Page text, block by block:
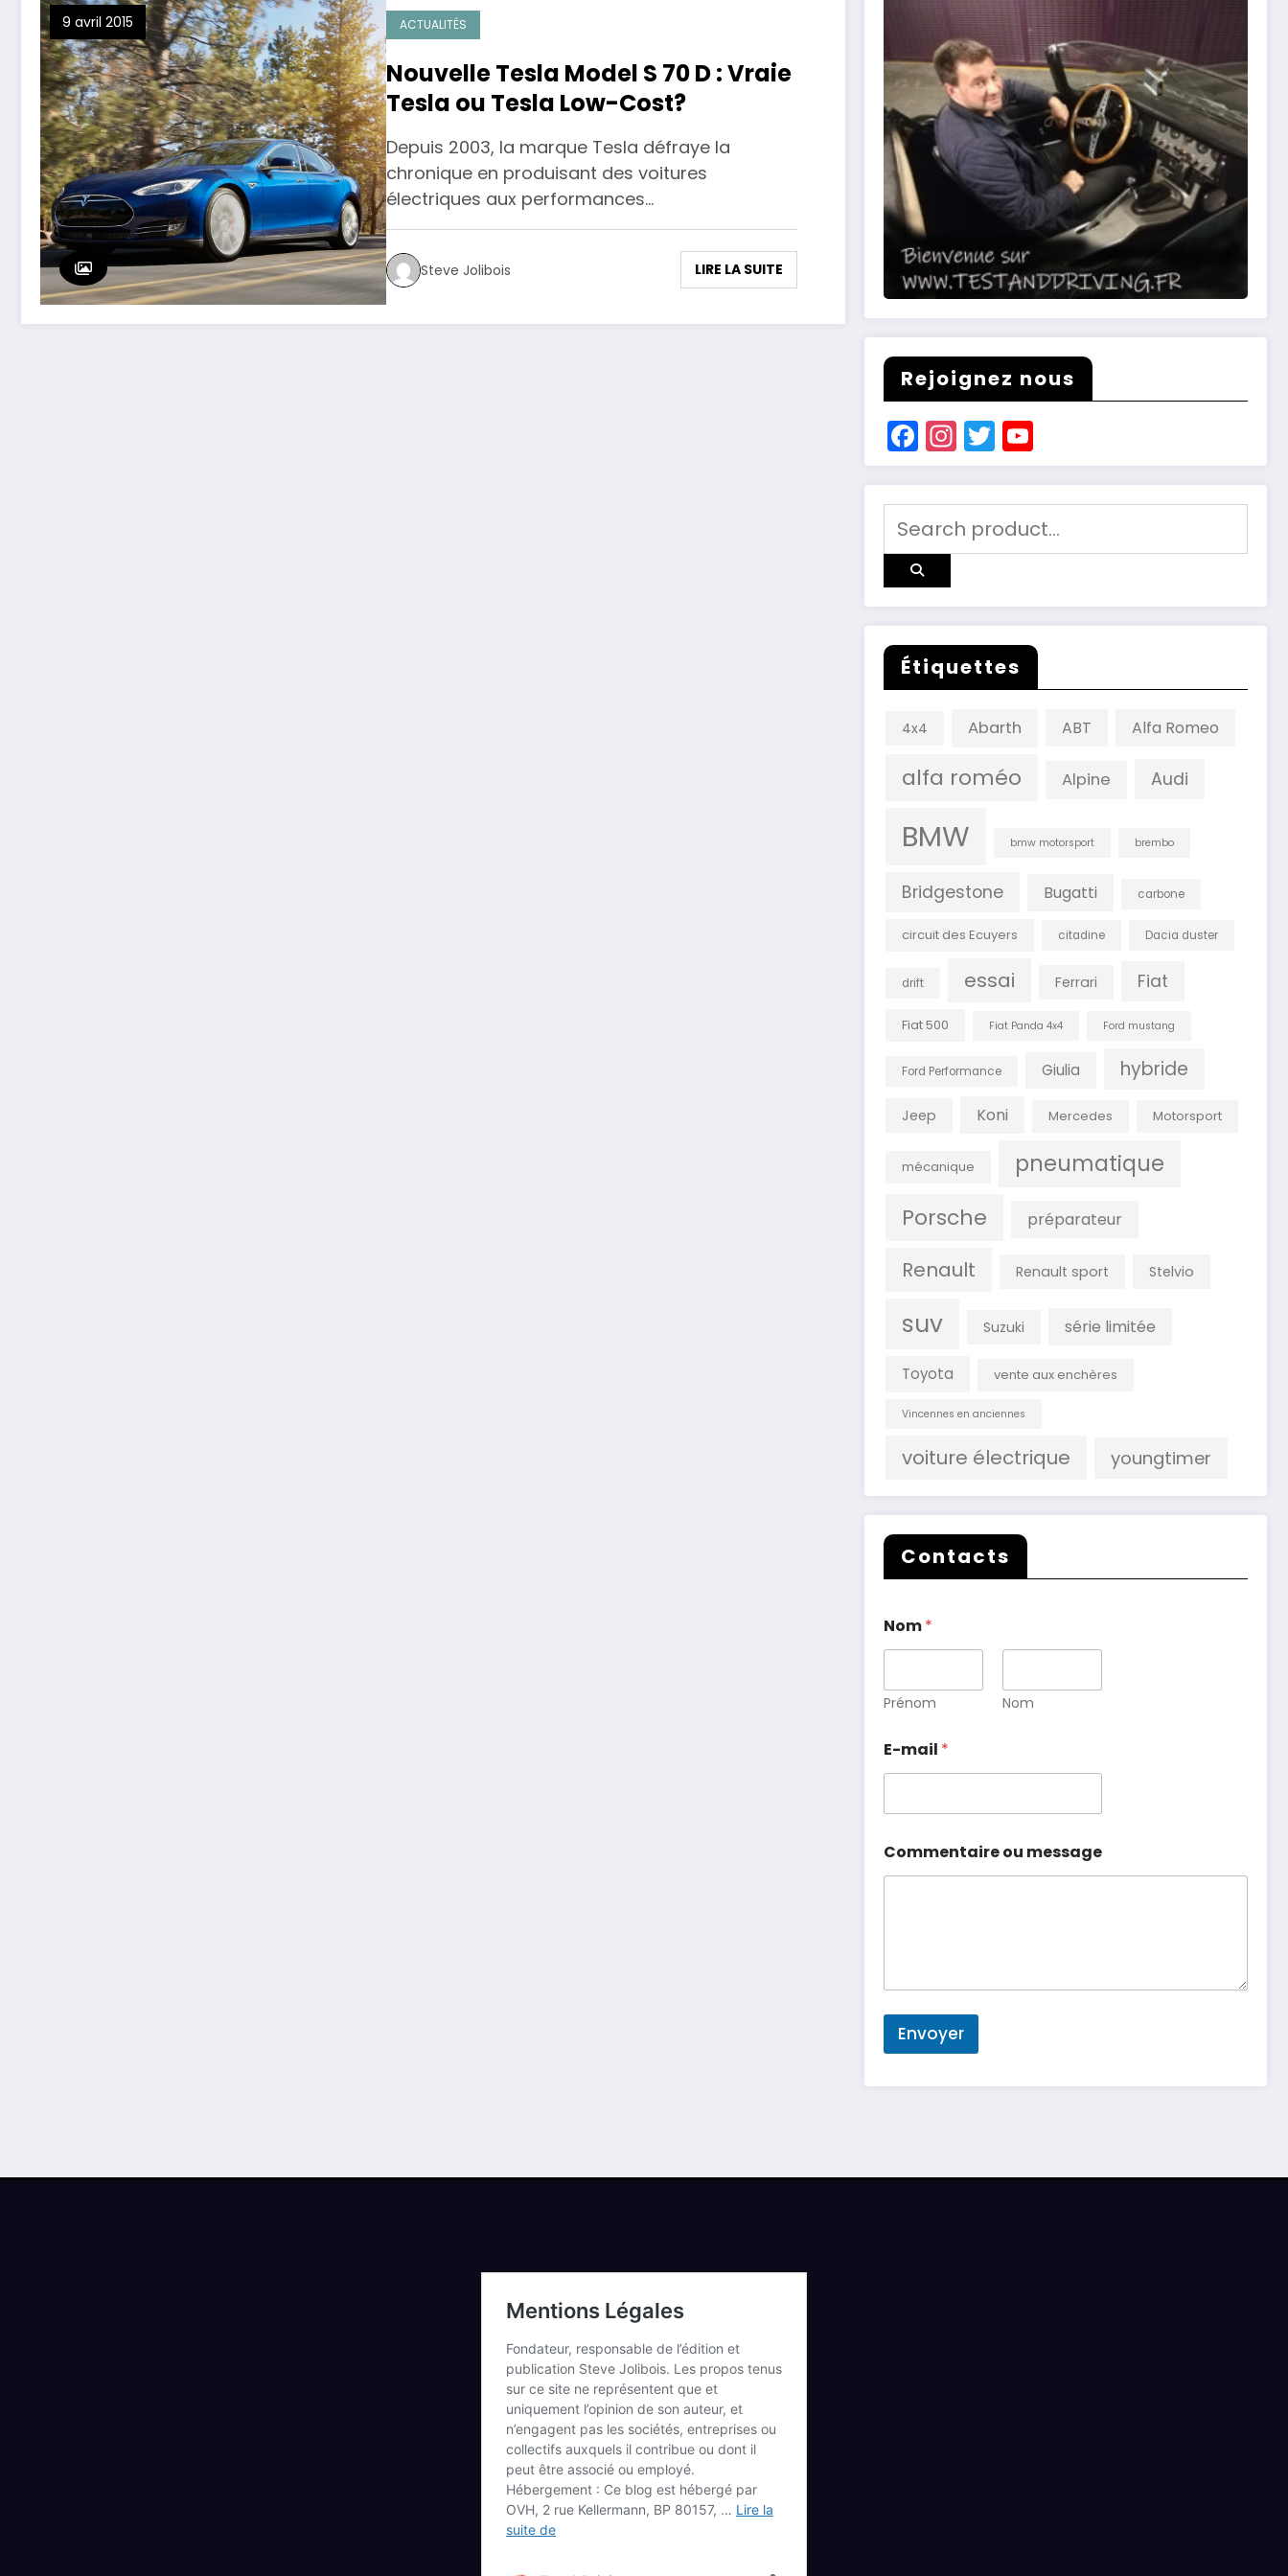
9 avril 2015 ACTUALITÉS
Nouvelle Tesla Model S 70 D : Vraie
Tesla ou Tesla Low-Cost?
Depuis 2003, la marque Tesla défraye la
chronique en produisant des voitures
électriques aux performances…
Steve Jolibois LIRE LA SUITE
Rejoignez nous
Facebook
Instagram
Twitter
Channel
Étiquettes
4x4 Abarth ABT Alfa Romeo
alfa roméo Alpine Audi
BMW bmw motorsport brembo
Bridgestone Bugatti carbone
circuit des Ecuyers citadine Dacia duster
drift essai Ferrari Fiat
Fiat 500 Fiat Panda 4x4 Ford mustang
Ford Performance Giulia hybride
Jeep Koni Mercedes Motorsport
mécanique pneumatique
Porsche préparateur
Renault Renault sport Stelvio
suv Suzuki série limitée
Toyota vente aux enchères
Vincennes en anciennes
voiture électrique youngtimer
Contacts
Nom*
Prénom Nom
E-mail *
Commentaire ou message
Envoyer